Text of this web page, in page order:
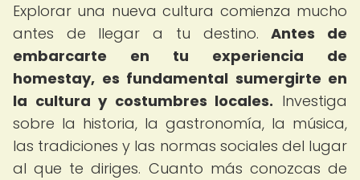
Explorar una nueva cultura comienza mucho
antes de llegar a tu destino.Antes de
embarcarte en tu experiencia de
homestay, es fundamental sumergirte en
la cultura y costumbres locales. Investiga
sobre la historia, la gastronomía, la música,
las tradiciones y las normas sociales del lugar
al que te diriges. Cuanto más conozcas de